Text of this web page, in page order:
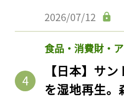
2026/07/12
食品・消費財・
【日本】サ
を湿地再生